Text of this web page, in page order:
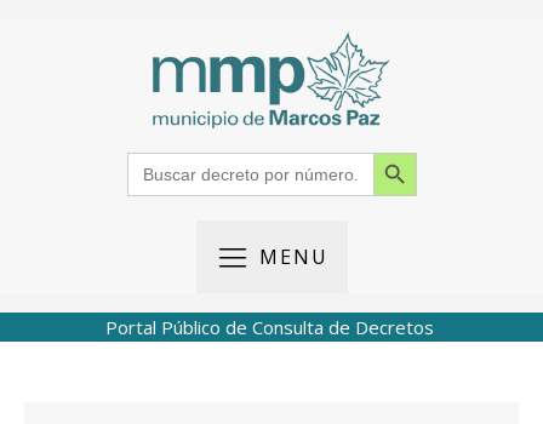
Search
for:
Search Button
MENU
Portal Público de Consulta de Decretos